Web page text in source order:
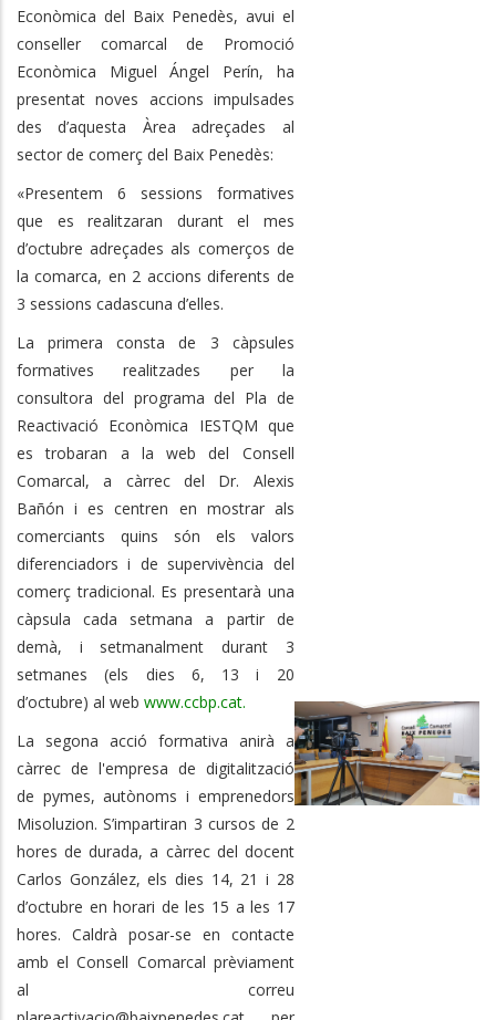
Econòmica del Baix Penedès, avui el
conseller comarcal de Promoció
Econòmica Miguel Ángel Perín, ha
presentat noves accions impulsades
des d’aquesta Àrea adreçades al
sector de comerç del Baix Penedès:
«Presentem 6 sessions formatives
que es realitzaran durant el mes
d’octubre adreçades als comerços de
la comarca, en 2 accions diferents de
3 sessions cadascuna d’elles.
La primera consta de 3 càpsules
formatives realitzades per la
consultora del programa del Pla de
Reactivació Econòmica IESTQM que
es trobaran a la web del Consell
Comarcal, a càrrec del Dr. Alexis
Bañón i es centren en mostrar als
comerciants quins són els valors
diferenciadors i de supervivència del
comerç tradicional. Es presentarà una
càpsula cada setmana a partir de
demà, i setmanalment durant 3
setmanes (els dies 6, 13 i 20
d’octubre) al web www.ccbp.cat.
La segona acció formativa anirà a
càrrec de l'empresa de digitalització
de pymes, autònoms i emprenedors
Misoluzion. S’impartiran 3 cursos de 2
hores de durada, a càrrec del docent
Carlos González, els dies 14, 21 i 28
d’octubre en horari de les 15 a les 17
hores. Caldrà posar-se en contacte
amb el Consell Comarcal prèviament
al correu